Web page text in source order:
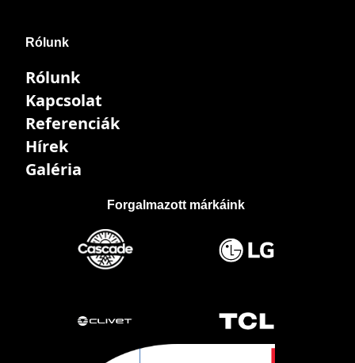
Rólunk
Rólunk
Kapcsolat
Referenciák
Hírek
Galéria
Forgalmazott márkáink